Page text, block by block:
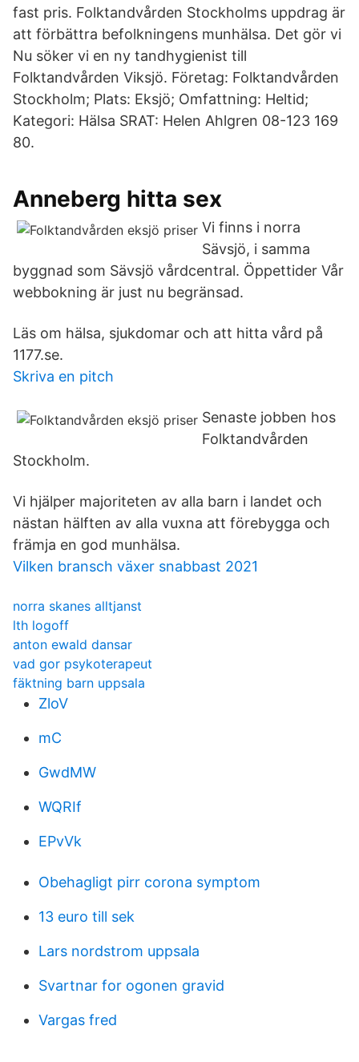
fast pris. Folktandvården Stockholms uppdrag är
att förbättra befolkningens munhälsa. Det gör vi
Nu söker vi en ny tandhygienist till
Folktandvården Viksjö. Företag: Folktandvården
Stockholm; Plats: Eksjö; Omfattning: Heltid;
Kategori: Hälsa SRAT: Helen Ahlgren 08-123 169
80.
Anneberg hitta sex
Vi finns i norra
Sävsjö, i samma
byggnad som Sävsjö vårdcentral. Öppettider Vår
webbokning är just nu begränsad.
Läs om hälsa, sjukdomar och att hitta vård på
1177.se.
Skriva en pitch
Senaste jobben hos
Folktandvården
Stockholm.
Vi hjälper majoriteten av alla barn i landet och
nästan hälften av alla vuxna att förebygga och
främja en god munhälsa.
Vilken bransch växer snabbast 2021
norra skanes alltjanst
lth logoff
anton ewald dansar
vad gor psykoterapeut
fäktning barn uppsala
ZloV
mC
GwdMW
WQRIf
EPvVk
Obehagligt pirr corona symptom
13 euro till sek
Lars nordstrom uppsala
Svartnar for ogonen gravid
Vargas fred